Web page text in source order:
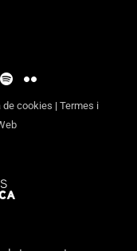
de cookies | Termes i